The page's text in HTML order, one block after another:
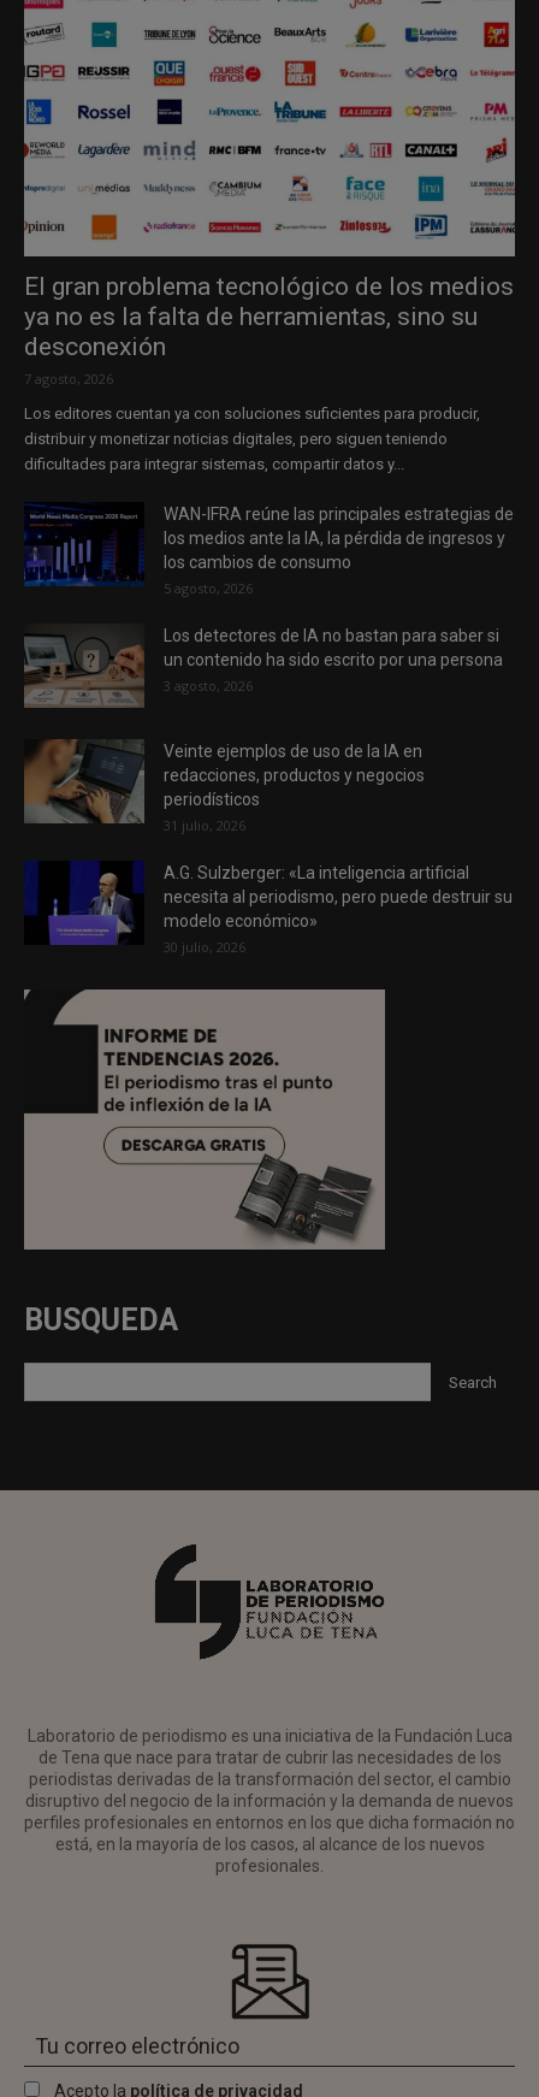
El gran problema tecnológico de los medios
ya no es la falta de herramientas, sino su
desconexión
7 agosto, 2026
Los editores cuentan ya con soluciones suficientes para producir,
distribuir y monetizar noticias digitales, pero siguen teniendo
dificultades para integrar sistemas, compartir datos y...
WAN-IFRA reúne las principales estrategias de
los medios ante la IA, la pérdida de ingresos y
los cambios de consumo
5 agosto, 2026
Los detectores de IA no bastan para saber si
un contenido ha sido escrito por una persona
3 agosto, 2026
Veinte ejemplos de uso de la IA en
redacciones, productos y negocios
periodísticos
31 julio, 2026
A.G. Sulzberger: «La inteligencia artificial
necesita al periodismo, pero puede destruir su
modelo económico»
30 julio, 2026
BUSQUEDA
Laboratorio de periodismo es una iniciativa de la Fundación Luca
de Tena que nace para tratar de cubrir las necesidades de los
periodistas derivadas de la transformación del sector, el cambio
disruptivo del negocio de la información y la demanda de nuevos
perfiles profesionales en entornos en los que dicha formación no
está, en la mayoría de los casos, al alcance de los nuevos
profesionales.
Acepto la política de privacidad